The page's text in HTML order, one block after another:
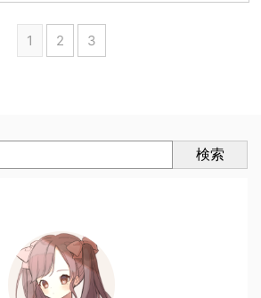
1 2 3
検索